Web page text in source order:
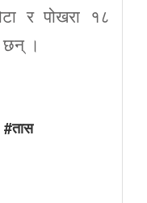
र पोखरा १८
छन् ।
#तास